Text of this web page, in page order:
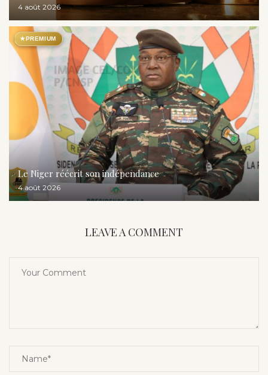
4 août 2026
★ PREMIUM
Le Niger réécrit son indépendance
4 août 2026
LEAVE A COMMENT